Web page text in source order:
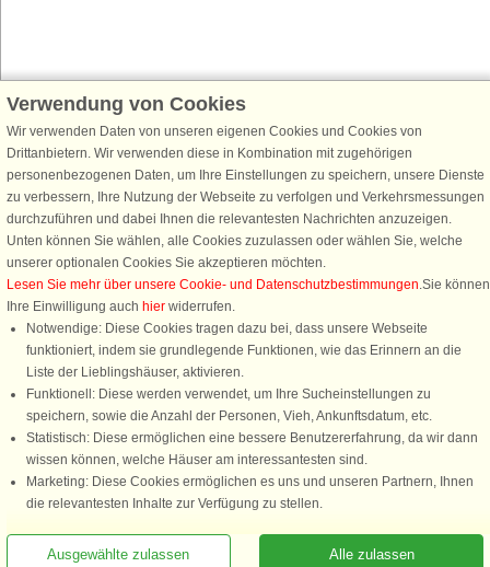
Rufen Sie an, um zu buchen
Schließen Sie sich 100.000 Ferienhaus-Fans an
Erhalten Sie einen Willkommensgutschein von 25 €für Ihren nächsten
Ferienhausurlaub - melden Sie sich einfach für den DanCenter Newsletter
an. Verpassen Sie nie wieder exklusive Angebote, Gewinnspiele und
Urlaubstipps!
Newsletter abonnieren
Sie sind hier: Øster Hurup, Himmerland, Dänemark, Ferienhaus 50440, 6
Verwendung von Cookies
Wir verwenden Daten von unseren eigenen Cookies und Cookies von
Drittanbietern. Wir verwenden diese in Kombination mit zugehörigen
personenbezogenen Daten, um Ihre Einstellungen zu speichern, unsere Dienste
zu verbessern, Ihre Nutzung der Webseite zu verfolgen und Verkehrsmessungen
durchzuführen und dabei Ihnen die relevantesten Nachrichten anzuzeigen.
Unten können Sie wählen, alle Cookies zuzulassen oder wählen Sie, welche
unserer optionalen Cookies Sie akzeptieren möchten.
Lesen Sie mehr über unsere Cookie- und Datenschutzbestimmungen.Sie können
Ihre Einwilligung auch hier widerrufen.
Notwendige: Diese Cookies tragen dazu bei, dass unsere Webseite
funktioniert, indem sie grundlegende Funktionen, wie das Erinnern an die
Liste der Lieblingshäuser, aktivieren.
Funktionell: Diese werden verwendet, um Ihre Sucheinstellungen zu
speichern, sowie die Anzahl der Personen, Vieh, Ankunftsdatum, etc.
Statistisch: Diese ermöglichen eine bessere Benutzererfahrung, da wir dann
wissen können, welche Häuser am interessantesten sind.
Marketing: Diese Cookies ermöglichen es uns und unseren Partnern, Ihnen
die relevantesten Inhalte zur Verfügung zu stellen.
Alle zulassen
Ausgewählte zulassen